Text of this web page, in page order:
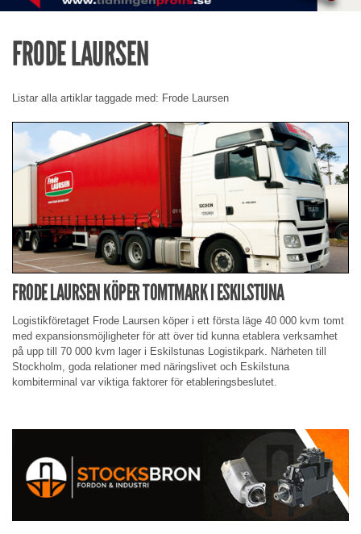
FRODE LAURSEN
Listar alla artiklar taggade med: Frode Laursen
FRODE LAURSEN KÖPER TOMTMARK I ESKILSTUNA
Logistikföretaget Frode Laursen köper i ett första läge 40 000 kvm tomt
med expansionsmöjligheter för att över tid kunna etablera verksamhet
på upp till 70 000 kvm lager i Eskilstunas Logistikpark. Närheten till
Stockholm, goda relationer med näringslivet och Eskilstuna
kombiterminal var viktiga faktorer för etableringsbeslutet.